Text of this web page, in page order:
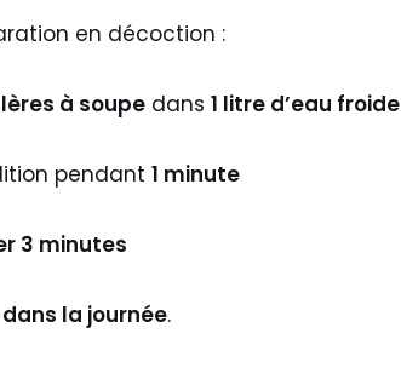
en décoction :
à soupe dans 1 litre d’eau froide
pendant 1 minute
3 minutes
dans la journée.